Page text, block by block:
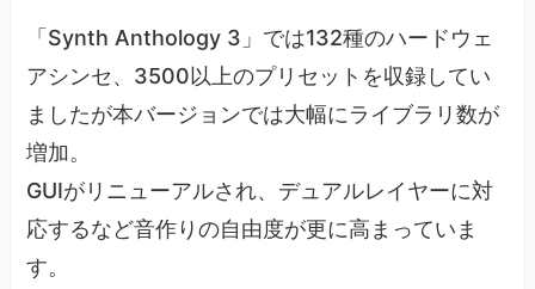
「Synth Anthology 3」では132種のハードウェ
アシンセ、3500以上のプリセットを収録してい
ましたが本バージョンでは大幅にライブラリ数が
増加。
GUIがリニューアルされ、デュアルレイヤーに対
応するなど音作りの自由度が更に高まっていま
す。